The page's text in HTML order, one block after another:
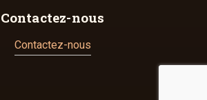
Contactez-nous
Contactez-nous